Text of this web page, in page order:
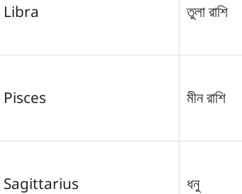
Libra তুলা রাশি
Pisces মীন রাশি
Sagittarius ধনু